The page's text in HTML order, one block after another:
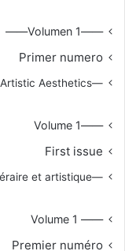
——Volumen 1——
Primer numero
—Branch for Al-Mayadeen Journal Studies in Literary and Artistic Aesthetics
——Volume 1
First issue
—Branche de la revue Al-Mayadeen pour les études en esthétique littéraire et artistique
—— Volume 1
Premier numéro